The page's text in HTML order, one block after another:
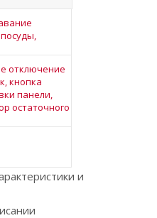
отключение
кнопка
панели,
остаточного
и